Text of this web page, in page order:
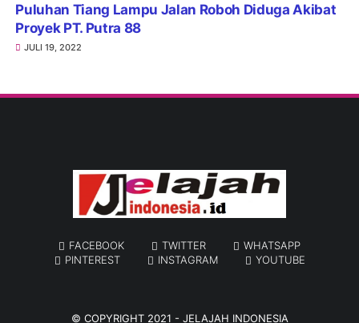
Puluhan Tiang Lampu Jalan Roboh Diduga Akibat
Proyek PT. Putra 88
JULI 19, 2022
FACEBOOK TWITTER
WHATSAPP
PINTEREST
INSTAGRAM YOUTUBE
© COPYRIGHT 2021 - JELAJAH INDONESIA